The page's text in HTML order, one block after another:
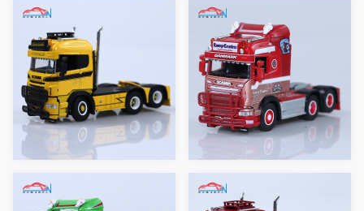
斯堪尼亚拖头 1:64(黄
色)
斯堪尼亚拖头 1:64(红
色)